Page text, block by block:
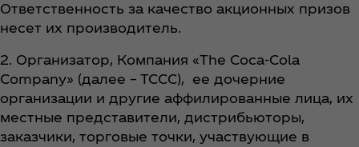
Ответственность за качество акционных призов
несет их производитель.
2. Организатор, Компания «The Coca‑Cola
Company» (далее – ТССС), ее дочерние
организации и другие аффилированные лица, их
местные представители, дистрибьюторы,
заказчики, торговые точки, участвующие в